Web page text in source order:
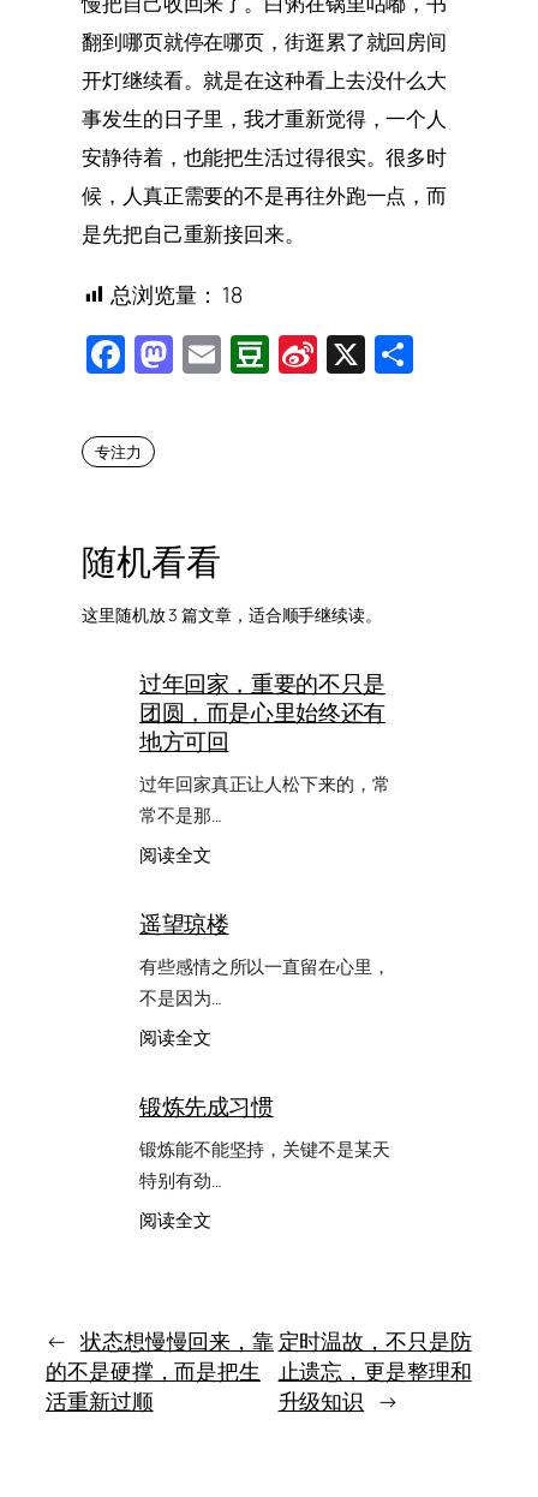
翻到哪页就停在哪页，街逛累了就回房间
开灯继续看。就是在这种看上去没什么大
事发生的日子里，我才重新觉得，一个人
安静待着，也能把生活过得很实。很多时
候，人真正需要的不是再往外跑一点，而
是先把自己重新接回来。
总浏览量： 18
Facebook
Mastodon
EmailDouban
Sina
X
专注力
随机看看
这里随机放 3 篇文章，适合顺手继续读。
过年回家，重要的不只是
团圆，而是心里始终还有
地方可回
过年回家真正让人松下来的，常
常不是那…
阅读全文：
回
重
要
不
是
团
圆，
而
是
心
里
有
地
方
遥望琼楼
有些感情之所以一直留在心里，
不是因为…
阅读全文：
琼
锻炼先成习惯
锻炼能不能坚持，关键不是某天
特别有劲…
阅读全文：
习
惯
← 状态想慢慢回来，靠
的不是硬撑，而是把生
活重新过顺
定时温故，不只是防
止遗忘，更是整理和
升级知识 →